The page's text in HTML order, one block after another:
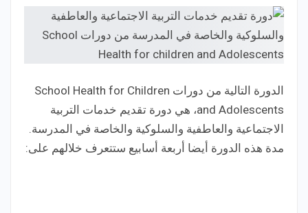
الدورة التالية من دورات School Health for Children
and Adolescents، هي دورة تقديم خدمات التربية
الاجتماعية والعاطفية والسلوكية والخاصة في المدرسة.
مدة هذه الدورة أيضا أربعة أسابيع ستتعرف خلالهم على: